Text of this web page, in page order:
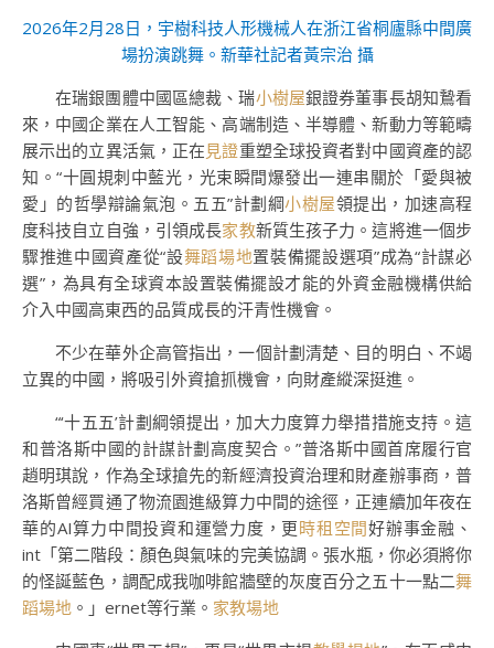
2026年2月28日，宇樹科技人形機械人在浙江省桐廬縣中間廣
場扮演跳舞。新華社記者黃宗治 攝
在瑞銀團體中國區總裁、瑞小樹屋銀證券董事長胡知鷙看
來，中國企業在人工智能、高端制造、半導體、新動力等範疇
展示出的立異活氣，正在見證重塑全球投資者對中國資產的認
知。“十圓規刺中藍光，光束瞬間爆發出一連串關於「愛與被
愛」的哲學辯論氣泡。五五”計劃綱小樹屋領提出，加速高程
度科技自立自強，引領成長家教新質生孩子力。這將進一個步
驟推進中國資產從“設舞蹈場地置裝備擺設選項”成為“計謀必
選”，為具有全球資本設置裝備擺設才能的外資金融機構供給
介入中國高東西的品質成長的汗青性機會。
不少在華外企高管指出，一個計劃清楚、目的明白、不竭
立異的中國，將吸引外資搶抓機會，向財產縱深挺進。
“‘十五五’計劃綱領提出，加大力度算力舉措措施支持。這
和普洛斯中國的計謀計劃高度契合。”普洛斯中國首席履行官
趙明琪說，作為全球搶先的新經濟投資治理和財產辦事商，普
洛斯曾經買通了物流園進級算力中間的途徑，正連續加年夜在
華的AI算力中間投資和運營力度，更時租空間好辦事金融、
int「第二階段：顏色與氣味的完美協調。張水瓶，你必須將你
的怪誕藍色，調配成我咖啡館牆壁的灰度百分之五十一點二舞
蹈場地 。」ernet等行業。 家教場地